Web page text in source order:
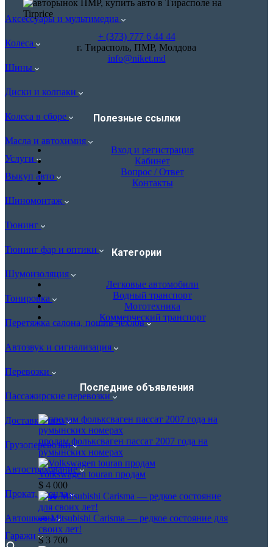
Аксессуары и мультимедиа
Колеса
Шины
Диски и колпаки
Колеса в сборе
Масла и автохимия
Услуги
Выкуп авто
Шиномонтаж
Тюнинг
Тюнинг фар и оптики
Шумоизоляция
Тонировка
Перетяжка салона, пошив чехлов
Автозвук и сигнализация
Перевозки
Пассажирские перевозки
Доставка авто
Грузоперевозки
Автострахование
Прокат, аренда
Автошколы
Гаражи
+ (373) 777 6 44 44
г. Тирасполь, ПМР, Молдова
info@niket.md
Полезные ссылки
Вход и регистрация
Кабинет
Вопрос / Ответ
Контакты
Категории
Легковые автомобили
Водный транспорт
Мототехника
Коммерческий транспорт
Последние объявления​
продам фольксваген пассат 2007 года на
румынских номерах
Volkswagen touran продам
$ 4 000
🚗 Mitsubishi Carisma — редкое состояние для
своих лет!
$ 3 700